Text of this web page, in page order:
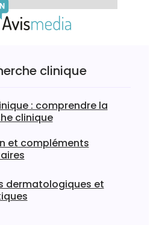
clinique
: comprendre la
clinique
et compléments
dermatologiques et